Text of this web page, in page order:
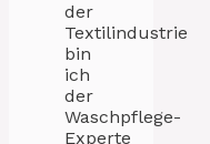
der
Textilindustrie
bin
ich
der
Waschpflege-
Experte